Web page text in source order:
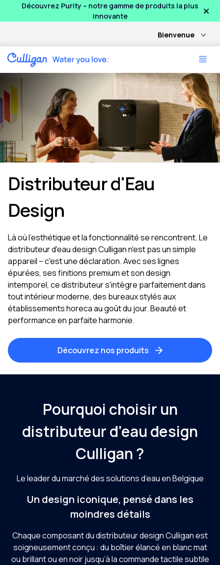
Découvrez Purity – notre gamme de produits la plus
innovante
×
Bienvenue
Distributeur d'Eau
Design
Là où l'esthétique et la fonctionnalité se rencontrent. Le
distributeur d'eau design Culligan n'est pas un simple
appareil – c'est une déclaration. Avec ses lignes
épurées, ses finitions premium et son design
intemporel, ce distributeur s'intègre parfaitement dans
tout intérieur moderne, des bureaux stylés aux
établissements horeca au goût du jour. Beauté et
performance en parfaite harmonie.
Découvrez nos produits
Pourquoi choisir un
distributeur d’eau design
Culligan ?
Le leader du marché des solutions d’eau en Belgique
Un design iconique, pensé dans les
moindres détails
Chaque composant du distributeur design Culligan est
soigneusement conçu : du boîtier élancé en blanc mat
ou brillant ou en noir jusqu’à la commande tactile subtile